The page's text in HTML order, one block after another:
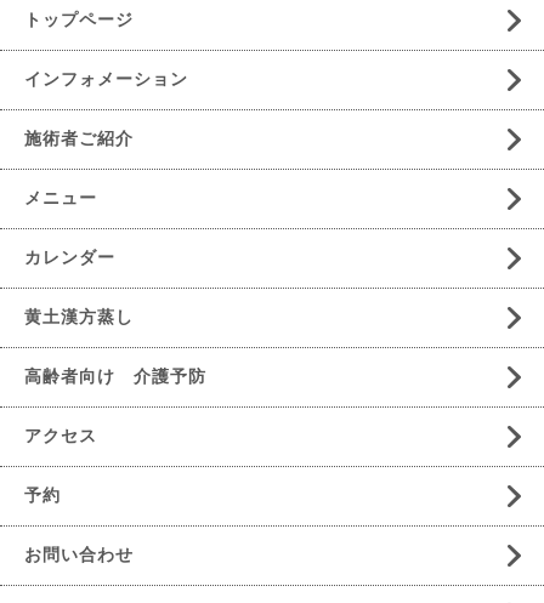
トップページ
インフォメーション
施術者ご紹介
メニュー
カレンダー
黄土漢方蒸し
高齢者向け 介護予防
アクセス
予約
お問い合わせ